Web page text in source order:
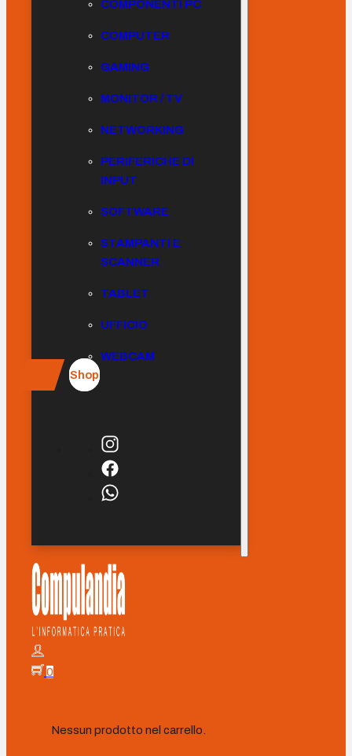
COMPONENTI PC
COMPUTER
GAMING
MONITOR / TV
NETWORKING
PERIFERICHE DI
INPUT
SOFTWARE
STAMPANTI E
SCANNER
TABLET
UFFICIO
WEBCAM
Shop
0
Nessun prodotto nel carrello.